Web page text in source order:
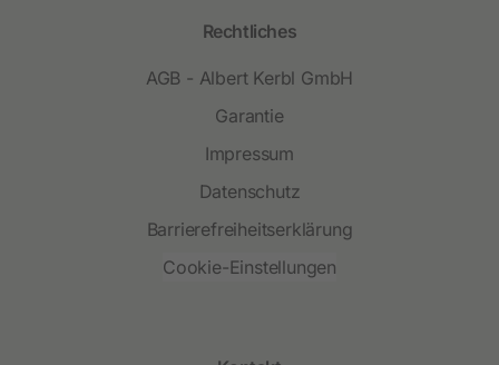
Rechtliches
AGB - Albert Kerbl GmbH
Garantie
Impressum
Datenschutz
Barrierefreiheitserklärung
Cookie-Einstellungen